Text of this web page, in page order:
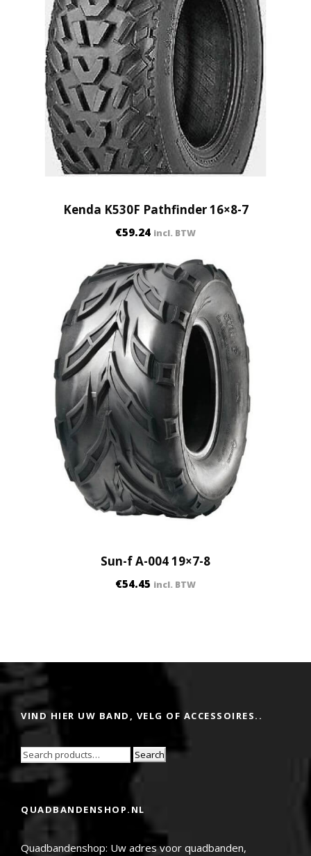
Kenda K530F Pathfinder 16×8-7
€59.24 incl. BTW
Sun-f A-004 19×7-8
€54.45 incl. BTW
VIND HIER UW BAND, VELG OF ACCESSOIRES..
Search
QUADBANDENSHOP.NL
Quadbandenshop: Uw adres voor quadbanden,